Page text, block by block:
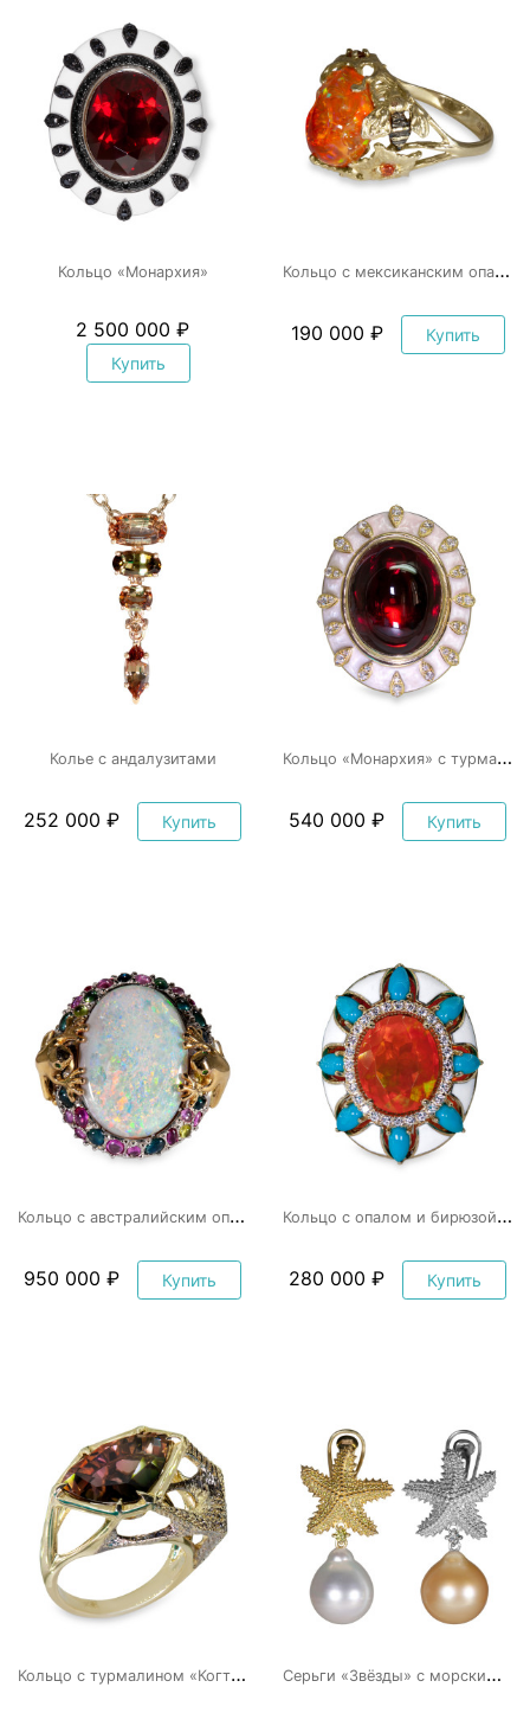
Кольцо «Монархия»
2 500 000 ₽
Купить
К
ольцо с мексиканским опалом «Мёд»
190 000 ₽ Купить
Колье с андалузитами
252 000 ₽ Купить
К
ольцо «Монархия» с турмалином
540 000 ₽ Купить
К
ольцо с австралийским опалом «Лягушки»
950 000 ₽ Купить
К
ольцо с опалом и бирюзой «Русская красавица»
280 000 ₽ Купить
К
ольцо с турмалином «Когти Дракона» С
ерьги «Звёзды» с морским жемчугом